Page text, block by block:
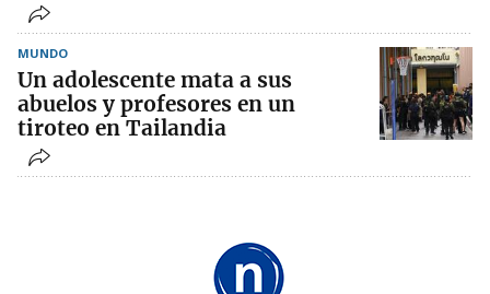
MUNDO
Un adolescente mata a sus
abuelos y profesores en un
tiroteo en Tailandia